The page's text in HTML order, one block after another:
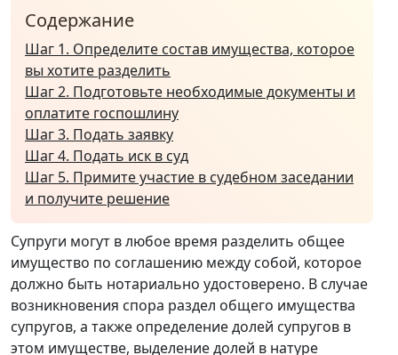
Содержание
Шаг 1. Определите состав имущества, которое
вы хотите разделить
Шаг 2. Подготовьте необходимые документы и
оплатите госпошлину
Шаг 3. Подать заявку
Шаг 4. Подать иск в суд
Шаг 5. Примите участие в судебном заседании
и получите решение
Супруги могут в любое время разделить общее
имущество по соглашению между собой, которое
должно быть нотариально удостоверено. В случае
возникновения спора раздел общего имущества
супругов, а также определение долей супругов в
этом имуществе, выделение долей в натуре